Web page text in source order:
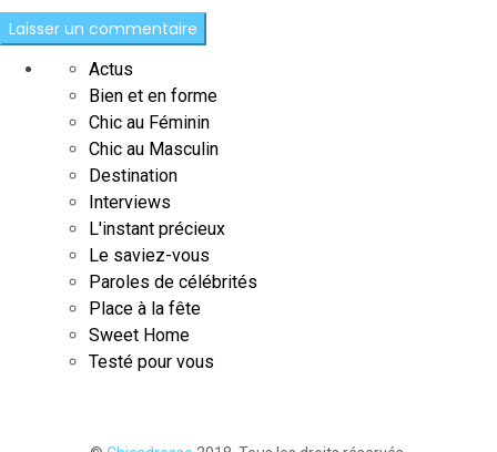
Actus
Bien et en forme
Chic au Féminin
Chic au Masculin
Destination
Interviews
L'instant précieux
Le saviez-vous
Paroles de célébrités
Place à la fête
Sweet Home
Testé pour vous